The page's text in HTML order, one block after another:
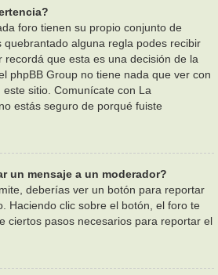
foro tienen su propio conjunto de
quebrantado alguna regla podes recibir
recordá que esta es una decisión de la
phpBB Group no tiene nada que ver con
sitio. Comunícate con La
estás seguro de porqué fuiste
un mensaje a un moderador?
deberías ver un botón para reportar
Haciendo clic sobre el botón, el foro te
ciertos pasos necesarios para reportar el